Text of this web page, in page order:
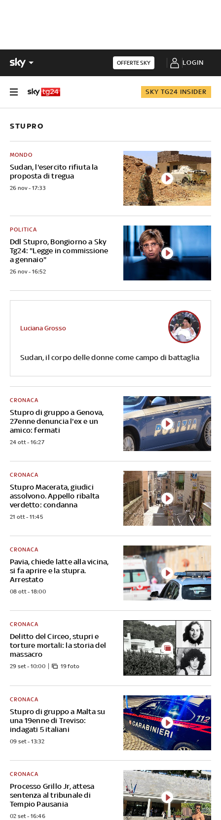
OFFERTE SKY LOGIN
SKY TG24 INSIDER
STUPRO
Sudan, l'esercito rifiuta la
proposta di tregua
MONDO
26 nov - 17:33
Ddl Stupro, Bongiorno a Sky
Tg24: "Legge in commissione
a gennaio"
POLITICA
26 nov - 16:52
Sudan, il corpo delle donne come campo di battaglia
Luciana Grosso
Stupro di gruppo a Genova,
27enne denuncia l'ex e un
amico: fermati
CRONACA
24 ott - 16:27
Stupro Macerata, giudici
assolvono. Appello ribalta
verdetto: condanna
CRONACA
21 ott - 11:45
Pavia, chiede latte alla vicina,
si fa aprire e la stupra.
Arrestato
CRONACA
08 ott - 18:00
Delitto del Circeo, stupri e
torture mortali: la storia del
massacro
CRONACA
29 set - 10:00 19 foto
Stupro di gruppo a Malta su
una 19enne di Treviso:
indagati 5 italiani
CRONACA
09 set - 13:32
Processo Grillo Jr, attesa
sentenza al tribunale di
Tempio Pausania
CRONACA
02 set - 16:46